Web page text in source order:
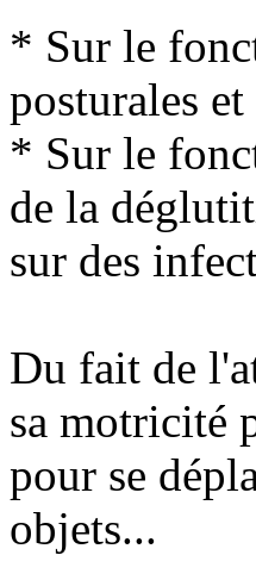
* Sur le
posturales
* Sur le
de la
sur des
Du fait de
sa motricité
pour se
objets...